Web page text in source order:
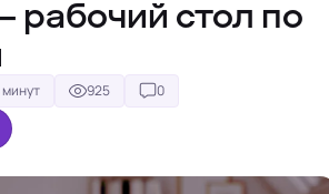
рабочий стол по
925 0